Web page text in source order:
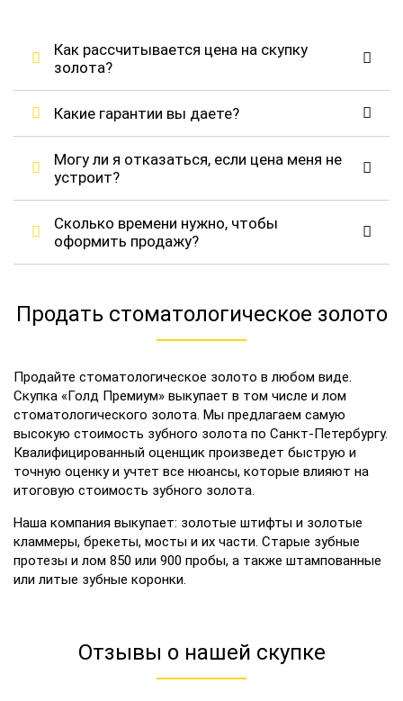
Как рассчитывается цена на скупку
золота?
Какие гарантии вы даете?
Могу ли я отказаться, если цена меня не
устроит?
Сколько времени нужно, чтобы
оформить продажу?
Продать стоматологическое золото
Продайте стоматологическое золото в любом виде.
Скупка «Голд Премиум» выкупает в том числе и лом
стоматологического золота. Мы предлагаем самую
высокую стоимость зубного золота по Санкт-Петербургу.
Квалифицированный оценщик произведет быструю и
точную оценку и учтет все нюансы, которые влияют на
итоговую стоимость зубного золота.
Наша компания выкупает: золотые штифты и золотые
кламмеры, брекеты, мосты и их части. Старые зубные
протезы и лом 850 или 900 пробы, а также штампованные
или литые зубные коронки.
Отзывы о нашей скупке